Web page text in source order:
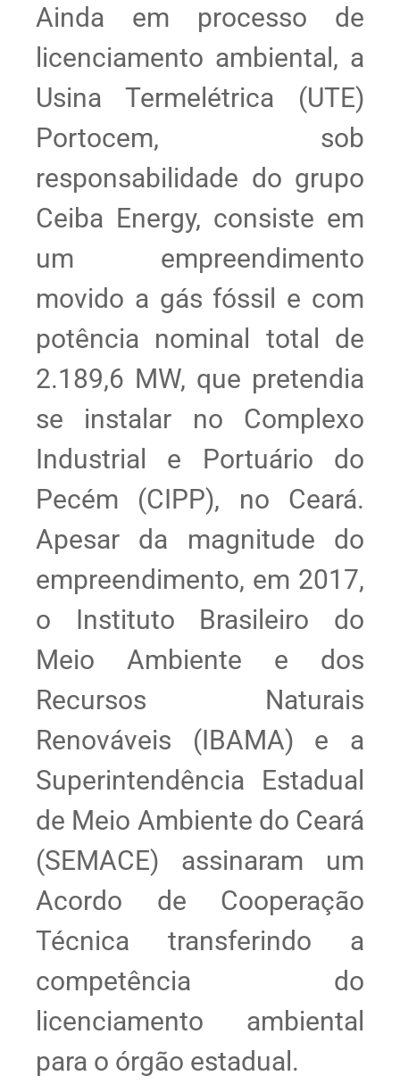
Ainda em processo de
licenciamento ambiental, a
Usina Termelétrica (UTE)
Portocem, sob
responsabilidade do grupo
Ceiba Energy, consiste em
um empreendimento
movido a gás fóssil e com
potência nominal total de
2.189,6 MW, que pretendia
se instalar no Complexo
Industrial e Portuário do
Pecém (CIPP), no Ceará.
Apesar da magnitude do
empreendimento, em 2017,
o Instituto Brasileiro do
Meio Ambiente e dos
Recursos Naturais
Renováveis (IBAMA) e a
Superintendência Estadual
de Meio Ambiente do Ceará
(SEMACE) assinaram um
Acordo de Cooperação
Técnica transferindo a
competência do
licenciamento ambiental
para o órgão estadual.